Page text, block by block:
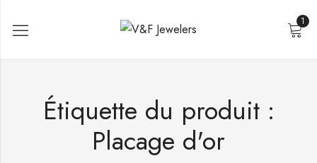
1
Étiquette du produit :
Placage d'or